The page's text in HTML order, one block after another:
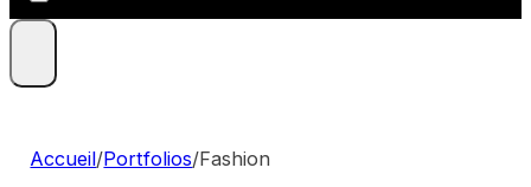
Accueil/Portfolios/Fashion